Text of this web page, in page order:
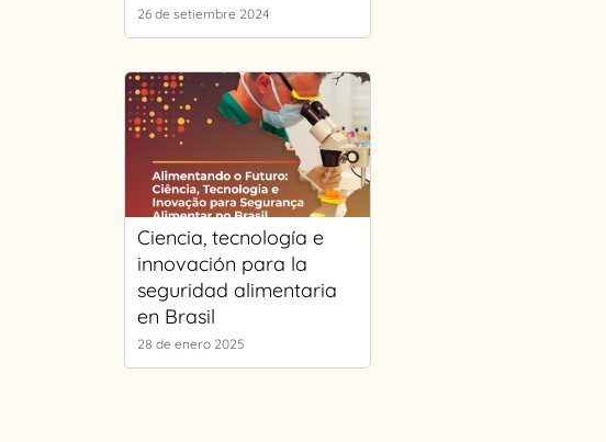
26 de setiembre 2024
Ciencia, tecnología e
innovación para la
seguridad alimentaria
en Brasil
28 de enero 2025